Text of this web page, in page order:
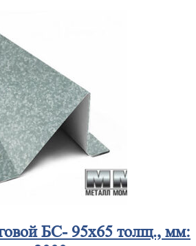
БС- 95х65 толщ., мм: